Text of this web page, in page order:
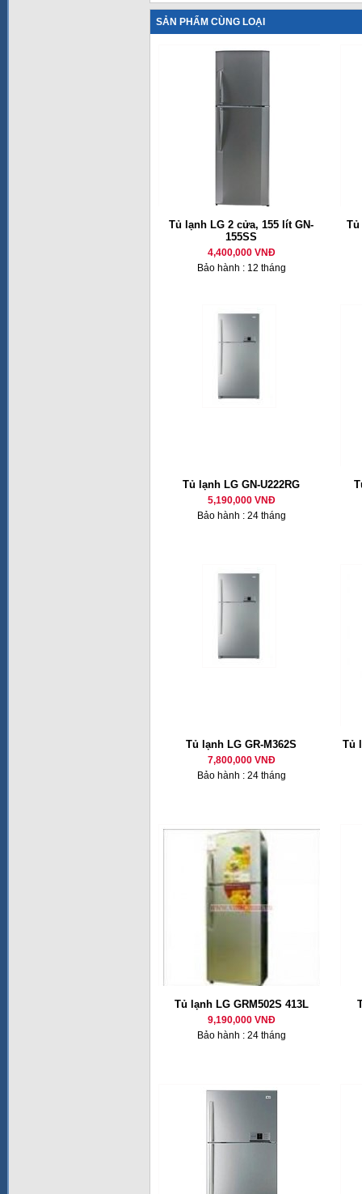
SẢN PHẨM CÙNG LOẠI
Tủ lạnh LG 2 cửa, 155 lít GN-
155SS
4,400,000 VNĐ
Bảo hành : 12 tháng
Tủ
Tủ lạnh LG GN-U222RG
5,190,000 VNĐ
Bảo hành : 24 tháng
Tủ lạnh LG GR-M362S
7,800,000 VNĐ
Bảo hành : 24 tháng
Tủ
Tủ lạnh LG GRM502S 413L
9,190,000 VNĐ
Bảo hành : 24 tháng